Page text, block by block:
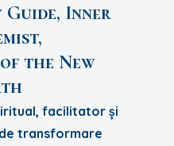
Guide, Inner
the New
facilitator și
transformare